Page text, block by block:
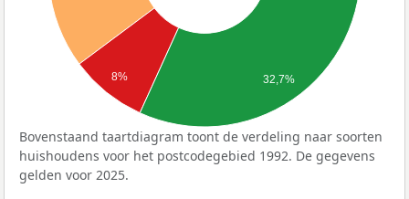
8% 32,7%
Bovenstaand taartdiagram toont de verdeling naar soorten
huishoudens voor het postcodegebied 1992. De gegevens
gelden voor 2025.